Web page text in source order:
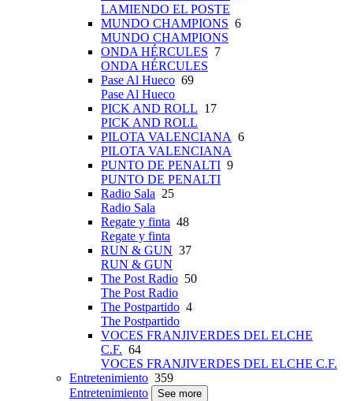
LAMIENDO EL POSTE
MUNDO CHAMPIONS 6
MUNDO CHAMPIONS
ONDA HÉRCULES 7
ONDA HÉRCULES
Pase Al Hueco 69
Pase Al Hueco
PICK AND ROLL 17
PICK AND ROLL
PILOTA VALENCIANA 6
PILOTA VALENCIANA
PUNTO DE PENALTI 9
PUNTO DE PENALTI
Radio Sala 25
Radio Sala
Regate y finta 48
Regate y finta
RUN & GUN 37
RUN & GUN
The Post Radio 50
The Post Radio
The Postpartido 4
The Postpartido
VOCES FRANJIVERDES DEL ELCHE
C.F. 64
VOCES FRANJIVERDES DEL ELCHE C.F.
Entretenimiento 359
Entretenimiento
See more